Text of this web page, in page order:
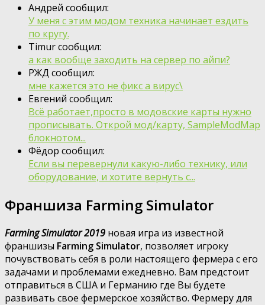
Андрей сообщил:
У меня с этим модом техника начинает ездить
по кругу.
Timur сообщил:
а как вообще заходить на сервер по айпи?
РЖД сообщил:
мне кажется это не фикс а вирус\
Евгений сообщил:
Всё работает,просто в модовские карты нужно
прописывать. Открой мод/карту, SampleModMap
блокнотом...
Фёдор сообщил:
Если вы перевернули какую-либо технику, или
оборудование, и хотите вернуть с...
Франшиза Farming Simulator
Farming Simulator 2019 новая игра из известной
франшизы Farming Simulator, позволяет игроку
почувствовать себя в роли настоящего фермера с его
задачами и проблемами ежедневно. Вам предстоит
отправиться в США и Германию где Вы будете
развивать свое фермерское хозяйство. Фермеру для